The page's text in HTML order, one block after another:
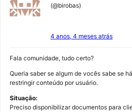
(@birobas)
4 anos, 4 meses atrás
Fala comunidade, tudo certo?
Queria saber se algum de vocês sabe se
restringir conteúdo por usuário.
Situação:
Preciso disponibilizar documentos para